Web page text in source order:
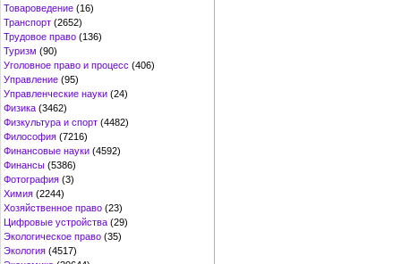
Товароведение (16)
Транспорт (2652)
Трудовое право (136)
Туризм (90)
Уголовное право и процесс (406)
Управление (95)
Управленческие науки (24)
Физика (3462)
Физкультура и спорт (4482)
Философия (7216)
Финансовые науки (4592)
Финансы (5386)
Фотография (3)
Химия (2244)
Хозяйственное право (23)
Цифровые устройства (29)
Экологическое право (35)
Экология (4517)